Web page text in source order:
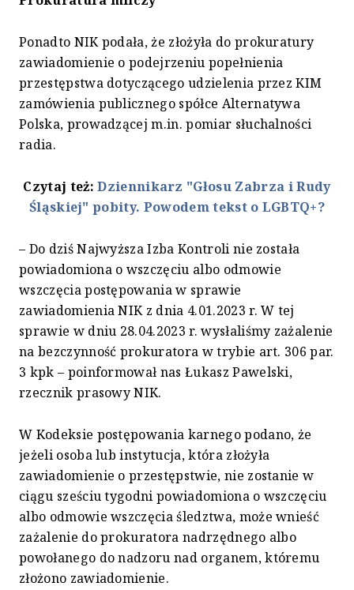
Ponadto NIK podała, że złożyła do prokuratury
zawiadomienie o podejrzeniu popełnienia
przestępstwa dotyczącego udzielenia przez KIM
zamówienia publicznego spółce Alternatywa
Polska, prowadzącej m.in. pomiar słuchalności
radia.
Czytaj też:Dziennikarz "Głosu Zabrza i Rudy
Śląskiej" pobity. Powodem tekst o LGBTQ+?
– Do dziś Najwyższa Izba Kontroli nie została
powiadomiona o wszczęciu albo odmowie
wszczęcia postępowania w sprawie
zawiadomienia NIK z dnia 4.01.2023 r. W tej
sprawie w dniu 28.04.2023 r. wysłaliśmy zażalenie
na bezczynność prokuratora w trybie art. 306 par.
3 kpk – poinformował nas Łukasz Pawelski,
rzecznik prasowy NIK.
W Kodeksie postępowania karnego podano, że
jeżeli osoba lub instytucja, która złożyła
zawiadomienie o przestępstwie, nie zostanie w
ciągu sześciu tygodni powiadomiona o wszczęciu
albo odmowie wszczęcia śledztwa, może wnieść
zażalenie do prokuratora nadrzędnego albo
powołanego do nadzoru nad organem, któremu
złożono zawiadomienie.